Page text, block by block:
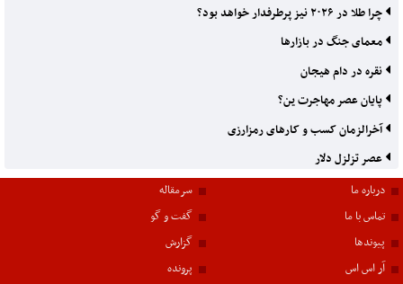
چرا طلا در ۲۰۲۶ نیز پرطرفدار خواهد بود؟
معمای جنگ در بازارها
نقره در دام هیجان
پایان عصر مهاجرت ین؟
آخرالزمان کسب و کارهای رمزارزی
عصر تزلزل دلار
درباره ما
تماس با ما
پیوندها
آر اس اس
سرمقاله
گفت و گو
گزارش
پرونده